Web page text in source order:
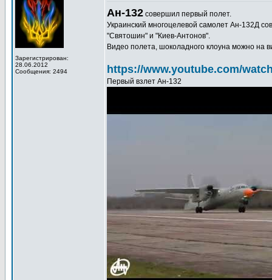
Зарегистрирован:
28.06.2012
Сообщения: 2494
Ан-132 совершил первый полет.
Украинский многоцелевой самолет Ан-132Д
"Святошин" и "Киев-Антонов".
Видео полета, шоколадного клоуна можно на
https://www.youtube.com/
Первый взлет Ан-132